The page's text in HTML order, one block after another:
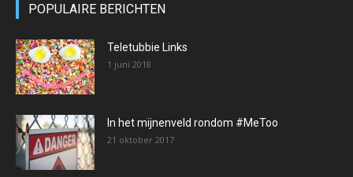
POPULAIRE BERICHTEN
Teletubbie Links
1 juni 2018
In het mijnenveld rondom #MeToo
21 oktober 2017